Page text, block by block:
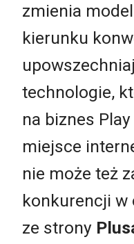
zmienia
kierunku
technologie,
na biznes
miejsce
nie może też
konkurencji w
ze strony